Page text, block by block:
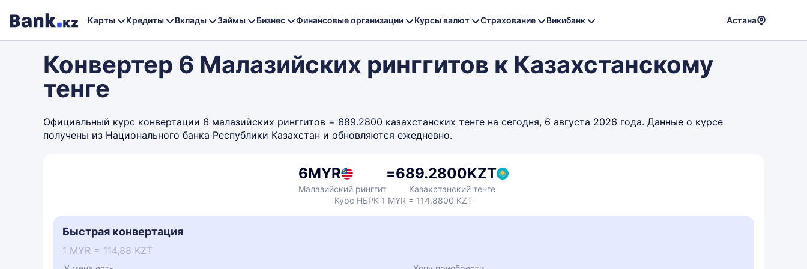
Карты Кредиты Вклады Займы Бизнес Финансовые организации Курсы валют Страхование Викибанк Астана
Конвертер 6 Малазийских ринггитов к Казахстанскому
тенге
Официальный курс конвертации 6 малазийских ринггитов = 689.2800 казахстанских тенге на сегодня, 6 августа 2026 года. Данные о курсе
получены из Национального банка Республики Казахстан и обновляются ежедневно.
6MYR
Малазийский ринггит
=689.2800KZT
Казахстанский тенге
Курс НБРК 1 MYR = 114.8800 KZT
Быстрая конвертация
1 MYR = 114,88 KZT